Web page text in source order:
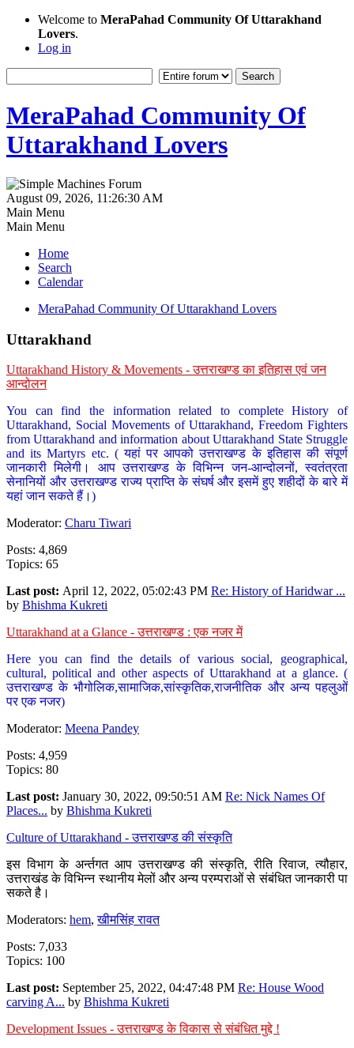
Welcome to MeraPahad Community Of Uttarakhand
Lovers.
Log in
MeraPahad Community Of
Uttarakhand Lovers
August 09, 2026, 11:26:30 AM
Main Menu
Main Menu
Home
Search
Calendar
MeraPahad Community Of Uttarakhand Lovers
Uttarakhand
Uttarakhand History & Movements - उत्तराखण्ड का इतिहास एवं जन
आन्दोलन
You can find the information related to complete History of
Uttarakhand, Social Movements of Uttarakhand, Freedom Fighters
from Uttarakhand and information about Uttarakhand State Struggle
and its Martyrs etc. ( यहां पर आपको उत्तराखण्ड के इतिहास की संपूर्ण
जानकारी मिलेगी। आप उत्तराखण्ड के विभिन्न जन-आन्दोलनों, स्वतंत्रता
सेनानियों और उत्तराखण्ड राज्य प्राप्ति के संघर्ष और इसमें हुए शहीदों के बारे में
यहां जान सकते हैं।)
Moderator: Charu Tiwari
Posts: 4,869
Topics: 65
Last post: April 12, 2022, 05:02:43 PM Re: History of Haridwar ...
by Bhishma Kukreti
Uttarakhand at a Glance - उत्तराखण्ड : एक नजर में
Here you can find the details of various social, geographical,
cultural, political and other aspects of Uttarakhand at a glance. (
उत्तराखण्ड के भौगोलिक,सामाजिक,सांस्कृतिक,राजनीतिक और अन्य पहलुओं
पर एक नजर)
Moderator: Meena Pandey
Posts: 4,959
Topics: 80
Last post: January 30, 2022, 09:50:51 AM Re: Nick Names Of
Places... by Bhishma Kukreti
Culture of Uttarakhand - उत्तराखण्ड की संस्कृति
इस विभाग के अर्न्तगत आप उत्तराखण्ड की संस्कृति, रीति रिवाज, त्यौहार,
उत्तराखंड के विभिन्न स्थानीय मेलों और अन्य परम्पराओं से संबंधित जानकारी पा
सकते है।
Moderators: hem,खीमसिंह रावत
Posts: 7,033
Topics: 100
Last post: September 25, 2022, 04:47:48 PM Re: House Wood
carving A... by Bhishma Kukreti
Development Issues - उत्तराखण्ड के विकास से संबंधित मुद्दे !